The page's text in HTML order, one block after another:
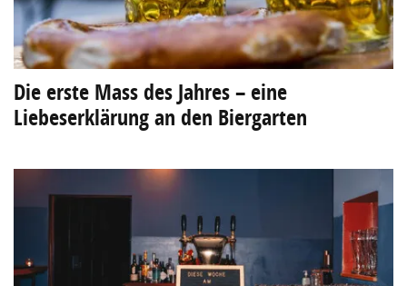
Die erste Mass des Jahres – eine
Liebeserklärung an den Biergarten